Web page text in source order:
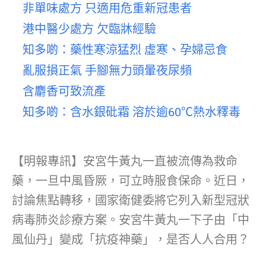
非單味處方 只適用危重新冠患者
港中醫少處方 欠臨牀經驗
知多啲：藥性寒涼猛烈 虛寒、孕婦忌食
亂服損正氣 手腳無力頭暈夜尿頻
含麝香可致流產
知多啲：含水銀砒霜 溶於逾60℃熱水釋毒
【明報專訊】安宮牛黃丸一直被流傳為救命
藥，一旦中風昏厥，可立時服食保命。近日，
討論焦點轉移，國家衛健委將它列入新型冠狀
病毒肺炎診療方案。安宮牛黃丸一下子由「中
風仙丹」變成「抗疫神藥」，是否人人合用？